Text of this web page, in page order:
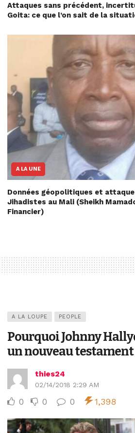
Attaques sans précédent,
Goita: ce que l’on sait de la
A LA UNE
Données géopolitiques et
Jihadistes au Mali (Sheikh
Financier)
A LA LOUPE PEOPLE
Pourquoi Johnny
un nouveau testament
thies24
02/14/2018 2:29 AM
0 0 0 1,398